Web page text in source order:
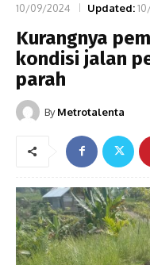
10/09/2024 Updated:
Kurangnya
kondisi jalan
parah
By Metrotalenta